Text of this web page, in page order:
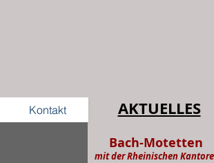
Kontakt AKTUELLES
Bach-Motetten
mit der Rheinischen